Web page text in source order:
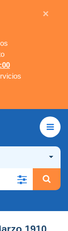
×